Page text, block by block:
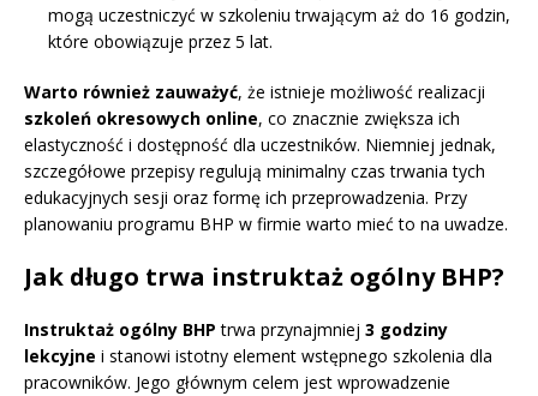
mogą uczestniczyć w szkoleniu trwającym aż do 16 godzin,
które obowiązuje przez 5 lat.
Warto również zauważyć, że istnieje możliwość realizacji
szkoleń okresowych online, co znacznie zwiększa ich
elastyczność i dostępność dla uczestników. Niemniej jednak,
szczegółowe przepisy regulują minimalny czas trwania tych
edukacyjnych sesji oraz formę ich przeprowadzenia. Przy
planowaniu programu BHP w firmie warto mieć to na uwadze.
Jak długo trwa instruktaż ogólny BHP?
Instruktaż ogólny BHP trwa przynajmniej 3 godziny
lekcyjne i stanowi istotny element wstępnego szkolenia dla
pracowników. Jego głównym celem jest wprowadzenie